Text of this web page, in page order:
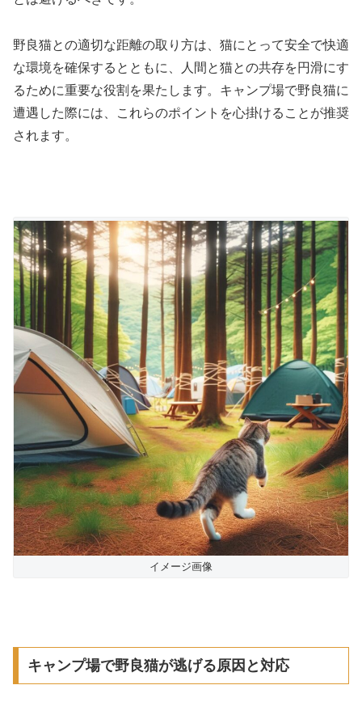
野良猫との適切な距離の取り方は、猫にとって安全で快適
な環境を確保するとともに、人間と猫との共存を円滑にす
るために重要な役割を果たします。キャンプ場で野良猫に
遭遇した際には、これらのポイントを心掛けることが推奨
されます。
イメージ画像
キャンプ場で野良猫が逃げる原因と対応